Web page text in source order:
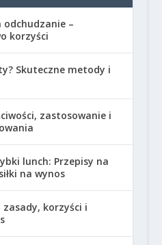
–
korzyści
Skuteczne metody i
zastosowanie i
lunch: Przepisy na
na wynos
korzyści i